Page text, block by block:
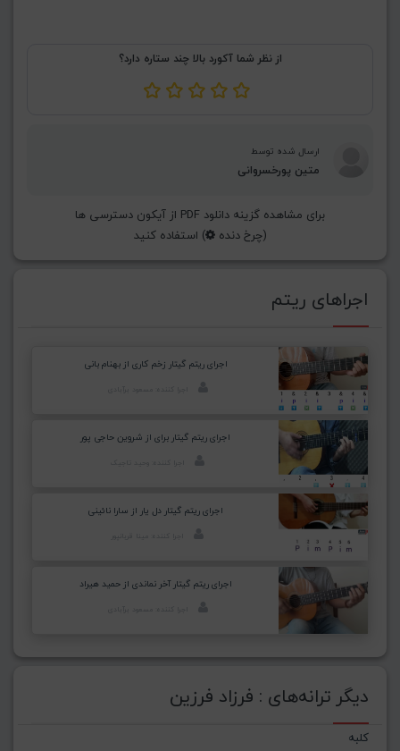
از نظر شما آکورد بالا چند ستاره دارد؟
ارسال شده توسط
متین پورخسروانی
برای مشاهده گزینه دانلود PDF از آیکون دسترسی ها
(چرخ دنده ) استفاده کنید
اجراهای ریتم
اجرای ریتم گیتار زخم کاری از بهنام بانی
اجرای ریتم گیتار برای از شروین حاجی پور
اجرای ریتم گیتار دل یار از سارا نائینی
اجرای ریتم گیتار آخر نماندی از حمید هیراد
دیگر ترانه‌های : فرزاد فرزین
کلبه